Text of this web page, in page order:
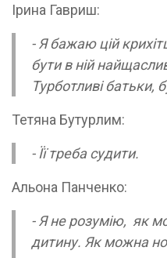
Ірина Гавриш:
- Я бажаю цій
бути в ній
Турботливі батьки,
Тетяна Бутурлим:
- Її треба судити.
Альона Панченко:
- Я не розумію, як
дитину. Як можна